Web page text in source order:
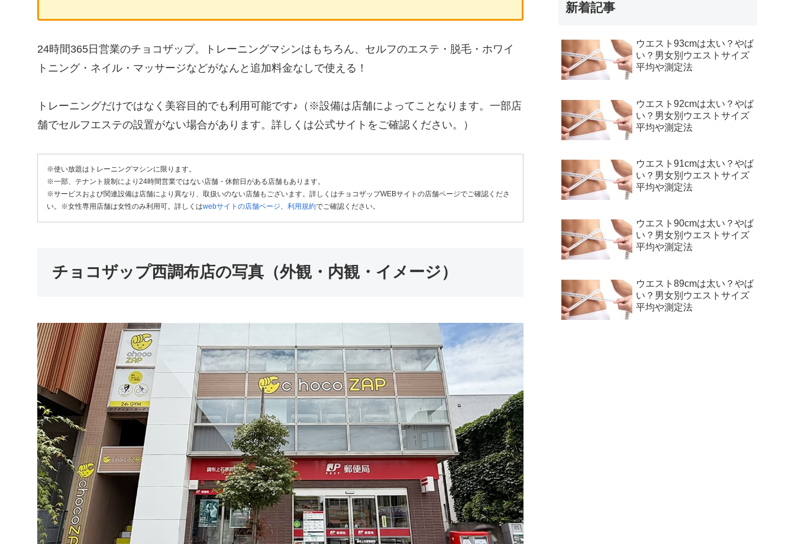
24時間365日営業のチョコザップ。トレーニングマシンはもちろん、セルフのエステ・脱毛・ホワイ
トニング・ネイル・マッサージなどがなんと追加料金なしで使える！
トレーニングだけではなく美容目的でも利用可能です♪（※設備は店舗によってことなります。一部店
舗でセルフエステの設置がない場合があります。詳しくは公式サイトをご確認ください。）
※使い放題はトレーニングマシンに限ります。
※一部、テナント規制により24時間営業ではない店舗・休館日がある店舗もあります。
※サービスおよび関連設備は店舗により異なり、取扱いのない店舗もございます。詳しくはチョコザップWEBサイトの店舗ページでご確認くださ
い。※女性専用店舗は女性のみ利用可。詳しくはwebサイトの店舗ページ 利用規約でご確認ください。
チョコザップ西調布店の写真（外観・内観・イメージ）
新着記事
ウエスト93cmは太い？やば
い？男女別ウエストサイズ
平均や測定法
ウエスト92cmは太い？やば
い？男女別ウエストサイズ
平均や測定法
ウエスト91cmは太い？やば
い？男女別ウエストサイズ
平均や測定法
ウエスト90cmは太い？やば
い？男女別ウエストサイズ
平均や測定法
ウエスト89cmは太い？やば
い？男女別ウエストサイズ
平均や測定法